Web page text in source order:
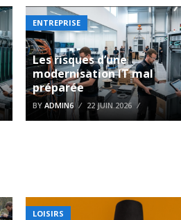
ENTREPRISE
Les risques d’une
modernisation IT mal
préparée
BYADMIN6 22 JUIN 2026
LOISIRS